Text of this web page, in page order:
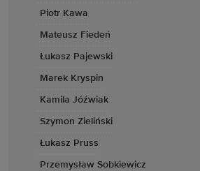
Piotr Kawa
Mateusz Fiedeń
Łukasz Pajewski
Marek Kryspin
Kamila Jóźwiak
Szymon Zieliński
Łukasz Pruss
Przemysław Sobkiewicz